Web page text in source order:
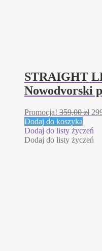
STRAIGHT
Nowodvorski
Promocja! 359,00zł
Dodaj do koszyka
Dodaj do listy życzeń
Dodaj do listy życzeń